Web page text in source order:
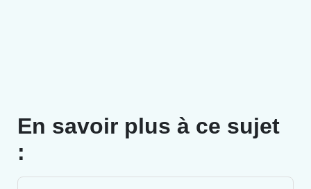
En savoir plus à ce sujet
: